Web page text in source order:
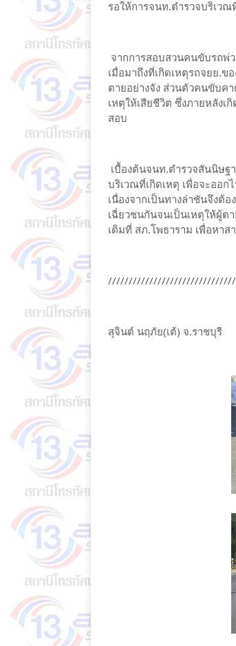
รอให้การจนท.ตำรวจบริเวณ
จากการสอบสวนคนขับรถพ่
เมื่อมาถึงที่เกิดเหตุรถจยย.
ตายอย่างจัง ส่วนตัวคนขับค
เหตุให้เสียชีวิต ซึ่งภายหลัง
สอบ
เบื้องต้นจนท.ตำรวจสันนิษฐ
บริเวณที่เกิดเหตุ เพื่อจะออ
เนื่องจากเป็นทางล่าชันจึงต้อ
เฉี่ยวชนกันจนเป็นเหตุให้ผู้ต
เติมที่ สภ.โพธาราม เพื่อหา
สุจินต์ นฤภัย(เต้) จ.ราชบุรี